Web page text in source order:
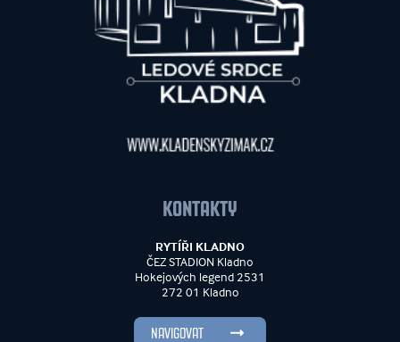
KONTAKTY
RYTÍŘI KLADNO
ČEZ STADION Kladno
Hokejových legend 2531
272 01 Kladno
NAVIGOVAT